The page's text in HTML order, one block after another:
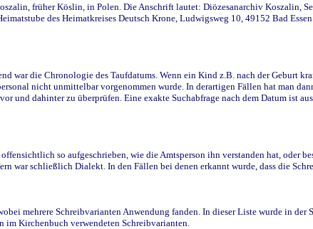
früher Köslin, in Polen. Die Anschrift lautet: Diözesanarchiv Koszalin,
des Heimatkreises Deutsch Krone, Ludwigsweg 10, 49152 Bad
war die Chronologie des Taufdatums. Wenn ein Kind z.B. nach der Geburt
nicht unmittelbar vorgenommen wurde. In derartigen Fällen hat man
und dahinter zu überprüfen. Eine exakte Suchabfrage nach dem Datum ist
so aufgeschrieben, wie die Amtsperson ihn verstanden hat, oder
war schließlich Dialekt. In den Fällen bei denen erkannt wurde, dass die
mehrere Schreibvarianten Anwendung fanden. In dieser Liste wurde in der
im Kirchenbuch verwendeten Schreibvarianten.